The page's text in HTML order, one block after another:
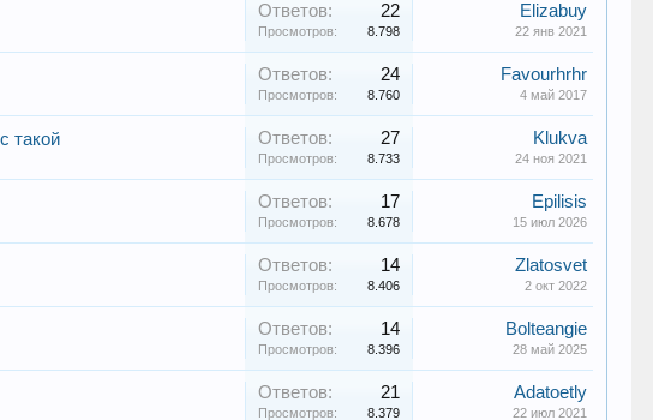
Ответов: 22
Просмотров: 8.798
Elizabuy
22 янв 2021
Ответов: 24
Просмотров: 8.760
Favourhrhr
4 май 2017
такой Ответов: 27
Просмотров: 8.733
Klukva
24 ноя 2021
Ответов: 17
Просмотров: 8.678
Epilisis
15 июл 2026
Ответов: 14
Просмотров: 8.406
Zlatosvet
2 окт 2022
Ответов: 14
Просмотров: 8.396
Bolteangie
28 май 2025
Ответов: 21
Просмотров: 8.379
Adatoetly
22 июл 2021